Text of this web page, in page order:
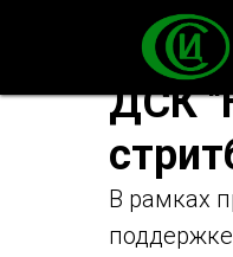
ДСК
В рамках